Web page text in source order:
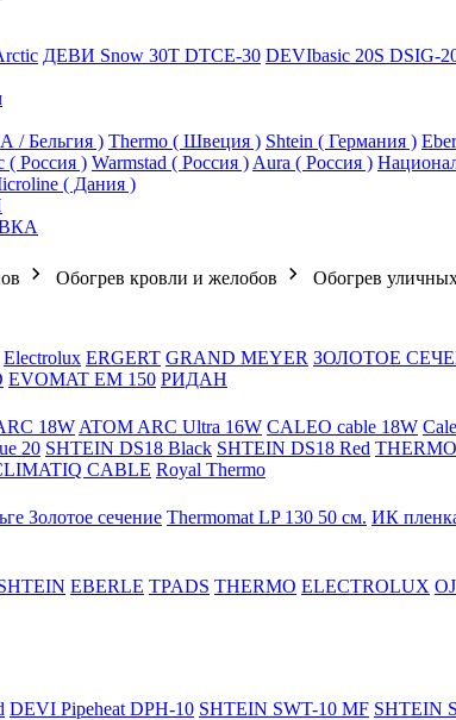
ДЕВИ Snow 30T DTCE-30 DEVIbasic 20S DSIG-
/ Бельгия ) Thermo ( Швеция ) Shtein ( Германия )
( Россия ) Warmstad ( Россия ) Aura ( Россия )
( Дания )
Обогрев кровли и желобов Обогрев
Electrolux ERGERT GRAND MEYER ЗОЛОТОЕ
EVOMAT EM 150 РИДАН
18W ATOM ARC Ultra 16W CALEO cable 18W
20 SHTEIN DS18 Black SHTEIN DS18 Red
CABLE Royal Thermo
Золотое сечение Thermomat LP 130 50 cм. ИК
EBERLE TPADS THERMO ELECTROLUX
DEVI Pipeheat DPH-10 SHTEIN SWT-10 MF SHTEIN